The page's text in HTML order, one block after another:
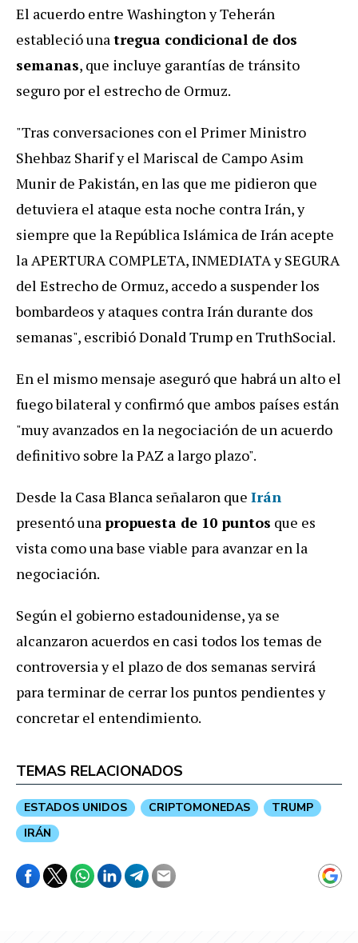
El acuerdo entre Washington y Teherán
estableció unatregua condicional de dos
semanas, que incluye garantías de tránsito
seguro por el estrecho de Ormuz.
"Tras conversaciones con el Primer Ministro
Shehbaz Sharif y el Mariscal de Campo Asim
Munir de Pakistán, en las que me pidieron que
detuviera el ataque esta noche contra Irán, y
siempre que la República Islámica de Irán acepte
la APERTURA COMPLETA, INMEDIATA y SEGURA
del Estrecho de Ormuz, accedo a suspender los
bombardeos y ataques contra Irán durante dos
semanas", escribió Donald Trump en TruthSocial.
En el mismo mensaje aseguró que habrá un alto el
fuego bilateral y confirmó que ambos países están
"muy avanzados en la negociación de un acuerdo
definitivo sobre la PAZ a largo plazo".
Desde la Casa Blanca señalaron que Irán
presentó unapropuesta de 10 puntos que es
vista como una base viable para avanzar en la
negociación.
Según el gobierno estadounidense, ya se
alcanzaron acuerdos en casi todos los temas de
controversia y el plazo de dos semanas servirá
para terminar de cerrar los puntos pendientes y
concretar el entendimiento.
TEMAS RELACIONADOS
ESTADOS UNIDOS CRIPTOMONEDAS
TRUMP
IRÁN